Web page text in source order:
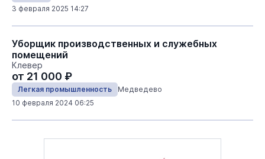
3 февраля 2025 14:27
Уборщик производственных и служебных
помещений
Клевер
от 21 000 ₽
Легкая промышленность
Медведево
10 февраля 2024 06:25